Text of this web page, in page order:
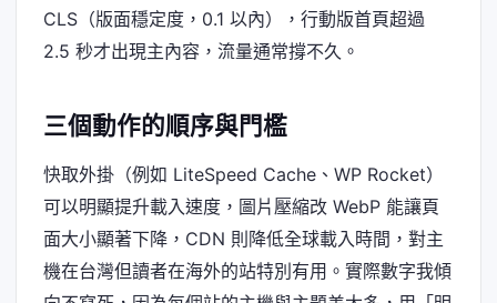
CLS（版面穩定度，0.1 以內），行動版首頁超過
2.5 秒才出現主內容，流量通常撐不久。
三個動作的順序與門檻
快取外掛（例如 LiteSpeed Cache、WP Rocket）
可以明顯提升載入速度，圖片壓縮改 WebP 能讓頁
面大小顯著下降，CDN 則降低全球載入時間，對主
機在台灣但讀者在海外的站特別有用。實際數字我傾